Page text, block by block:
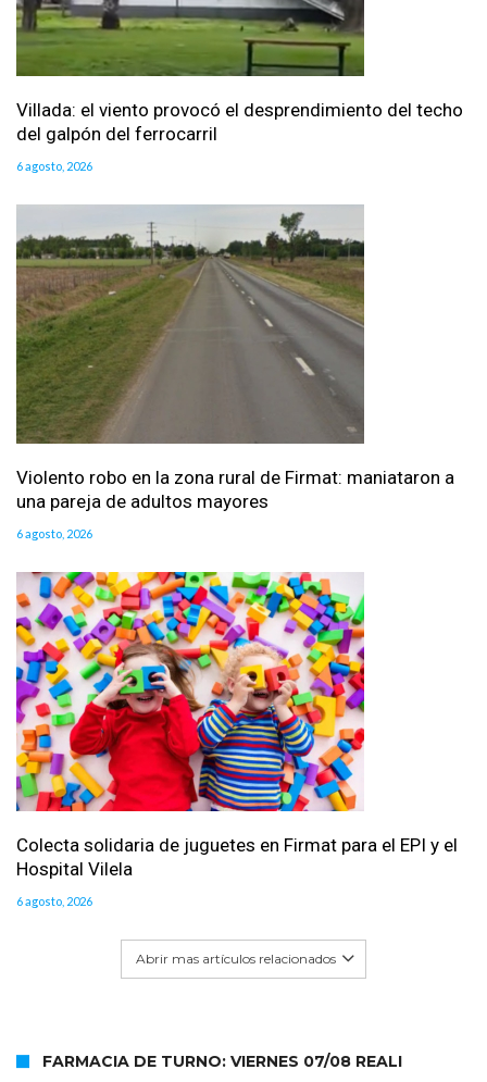
Villada: el viento provocó el desprendimiento del techo
del galpón del ferrocarril
6 agosto, 2026
Violento robo en la zona rural de Firmat: maniataron a
una pareja de adultos mayores
6 agosto, 2026
Colecta solidaria de juguetes en Firmat para el EPI y el
Hospital Vilela
6 agosto, 2026
Abrir mas artículos relacionados
FARMACIA DE TURNO: VIERNES 07/08 REALI